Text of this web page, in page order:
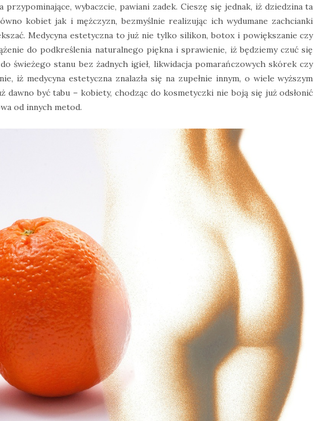
wybaczcie, pawiani zadek. Cieszę się jednak, iż dziedzina ta
kobiet jak i mężczyzn, bezmyślnie realizując ich wydumane zachcianki
Medycyna estetyczna to już nie tylko silikon, botox i powiększanie czy
do podkreślenia naturalnego piękna i sprawienie, iż będziemy czuć się
świeżego stanu bez żadnych igieł, likwidacja pomarańczowych skórek czy
iż medycyna estetyczna znalazła się na zupełnie innym, o wiele wyższym
dawno być tabu – kobiety, chodząc do kosmetyczki nie boją się już odsłonić
od innych metod.